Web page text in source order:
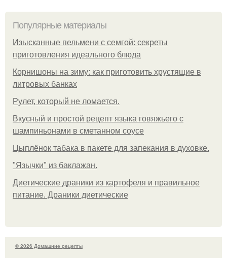
Популярные материалы
Изысканные пельмени с семгой: секреты
приготовления идеального блюда
Корнишоны на зиму: как приготовить хрустящие в
литровых банках
Рулет, который не ломается.
Вкусный и простой рецепт языка говяжьего с
шампиньонами в сметанном соусе
Цыплёнок табака в пакете для запекания в духовке.
"Язычки" из баклажан.
Диетические драники из картофеля и правильное
питание. Драники диетические
© 2026 Домашние рецепты